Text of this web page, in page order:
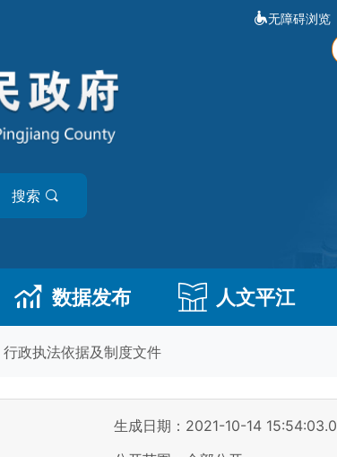
无障碍浏览
搜索
数据发布 人文平江
行政执法依据及制度文件
生成日期：2021-10-14 15:54:03.0